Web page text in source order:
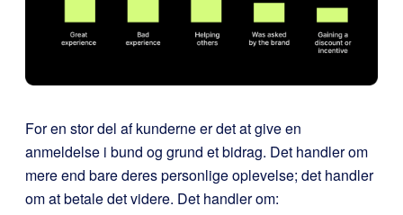
For en stor del af kunderne er det at give en
anmeldelse i bund og grund et bidrag. Det handler om
mere end bare deres personlige oplevelse; det handler
om at betale det videre. Det handler om: